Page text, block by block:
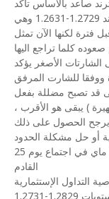
صاعد بالأساس تأكد
صعوده بإرتكازه إلى مناطق دعم محددة عند 1.2729-1.2631 وهي
فترة لكنها الآن تمثل
كلما تراجع اليها
الأصغر يؤكد
ووفقا للشارت المرفق
قد تصبح مضللة بفعل
) يبقى هو الأقرب ،
الحصول على ذلك
أو حل مشكلة الحدود
الايرلندية أو قبول الاتحاد الاوروبي بدعم تيريزا ماي في اجتماع يوم 25
القادم
التداول الإستثمارية
1.2731